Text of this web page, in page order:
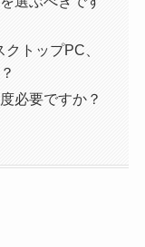
トップPC、
必要ですか？